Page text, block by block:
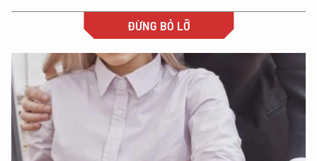
ĐỪNG BỎ LỠ